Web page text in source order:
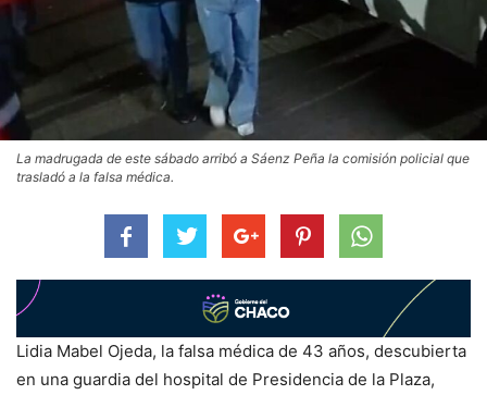
La madrugada de este sábado arribó a Sáenz Peña la comisión policial que
trasladó a la falsa médica.
Lidia Mabel Ojeda, la falsa médica de 43 años, descubierta
en una guardia del hospital de Presidencia de la Plaza,